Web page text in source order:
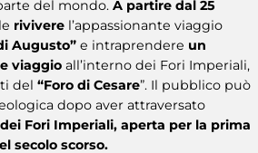
del mondo. A partire dal 25
rivivere l’appassionante viaggio
Augusto” e intraprendere un
viaggio all’interno dei Fori Imperiali,
del “Foro di Cesare”. Il pubblico può
dopo aver attraversato
Fori Imperiali, aperta per la prima
secolo scorso.